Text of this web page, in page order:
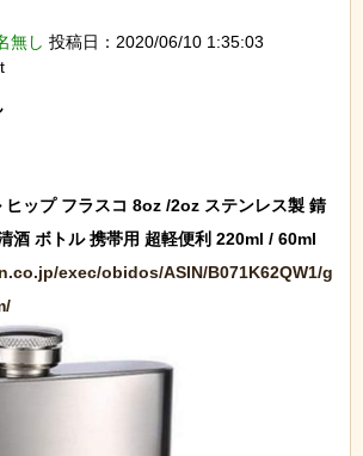
無し 投稿日：2020/06/10 1:35:03
ップ フラスコ 8oz /2oz ステンレス製 錆
exec/obidos/ASIN/B071K62QW1/g